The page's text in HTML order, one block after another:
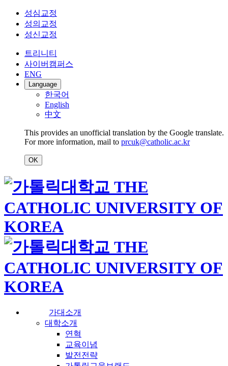
성심교정
성의교정
성신교정
트리니티
사이버캠퍼스
ENG
Language
한국어
English
中文
This provides an unofficial translation by the Google translate.
For more information, mail to prcuk@catholic.ac.kr
OK
가대소개
대학소개
연혁
교육이념
발전전략